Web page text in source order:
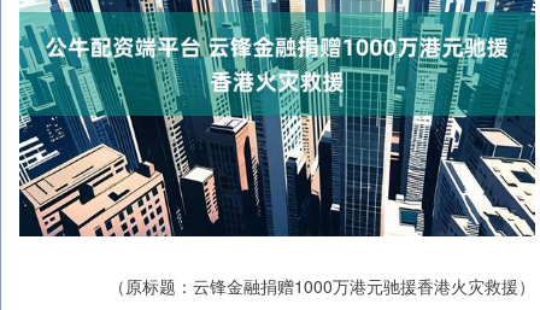
（原标题：云锋金融捐赠1000万港元驰援香港火灾救援）